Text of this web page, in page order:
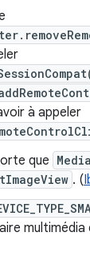
à appeler
que
. (